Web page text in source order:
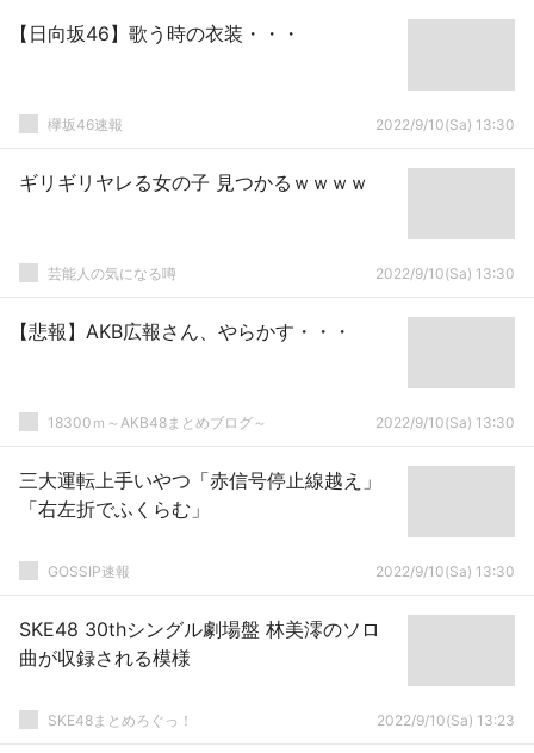
【日向坂46】歌う時の衣装・・・
欅坂46速報 2022/9/10(Sa) 13:30
ギリギリヤレる女の子 見つかるｗｗｗｗ
芸能人の気になる噂 2022/9/10(Sa) 13:30
【悲報】AKB広報さん、やらかす・・・
18300ｍ～AKB48まとめブログ～ 2022/9/10(Sa) 13:30
三大運転上手いやつ「赤信号停止線越え」
「右左折でふくらむ」
GOSSIP速報 2022/9/10(Sa) 13:30
SKE48 30thシングル劇場盤 林美澪のソロ
曲が収録される模様
SKE48まとめろぐっ！ 2022/9/10(Sa) 13:23